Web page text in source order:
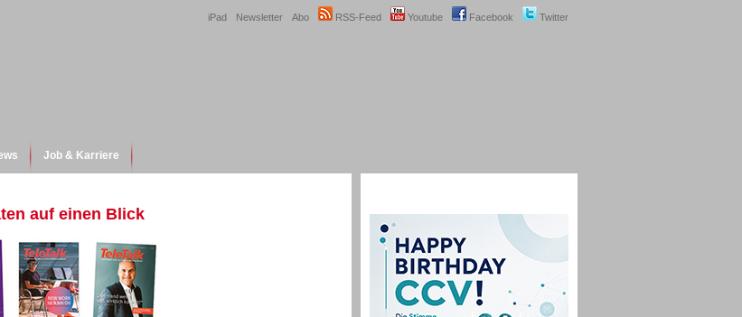
Twitter
Facebook
Youtube
RSS-Feed
Abo
Newsletter
iPad
Job & Karriere
auf einen Blick